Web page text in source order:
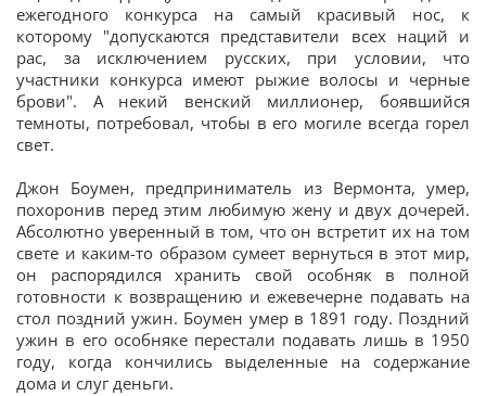
ежегодного конкурса на самый красивый нос, к
которому "допускаются представители всех наций и
рас, за исключением русских, при условии, что
участники конкурса имеют рыжие волосы и черные
брови". А некий венский миллионер, боявшийся
темноты, потребовал, чтобы в его могиле всегда горел
свет.
Джон Боумен, предприниматель из Вермонта, умер,
похоронив перед этим любимую жену и двух дочерей.
Абсолютно уверенный в том, что он встретит их на том
свете и каким-то образом сумеет вернуться в этот мир,
он распорядился хранить свой особняк в полной
готовности к возвращению и ежевечерне подавать на
стол поздний ужин. Боумен умер в 1891 году. Поздний
ужин в его особняке перестали подавать лишь в 1950
году, когда кончились выделенные на содержание
дома и слуг деньги.